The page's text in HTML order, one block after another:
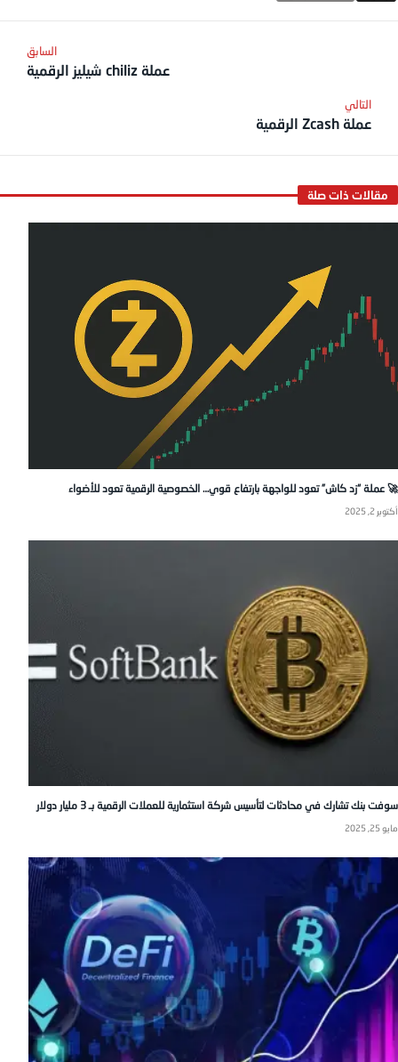
عملة chiliz شيليز الرقمية
عملة Zcash الرقمية
🚀 عملة “زد كاش” تعود للواجهة بارتفاع قوي… الخصوصية الرقمية تعود للأضواء
أكتوبر 2, 2025
سوفت بنك تشارك في محادثات لتأسيس شركة استثمارية للعملات الرقمية بـ 3 مليار دولار
مايو 25, 2025